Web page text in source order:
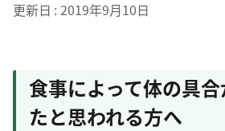
更新日 2019年9月10日
食事によって体の具
たと思われる方へ